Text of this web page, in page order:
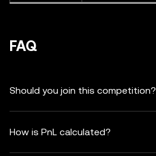
FAQ
Should you join this competition?
How is PnL calculated?